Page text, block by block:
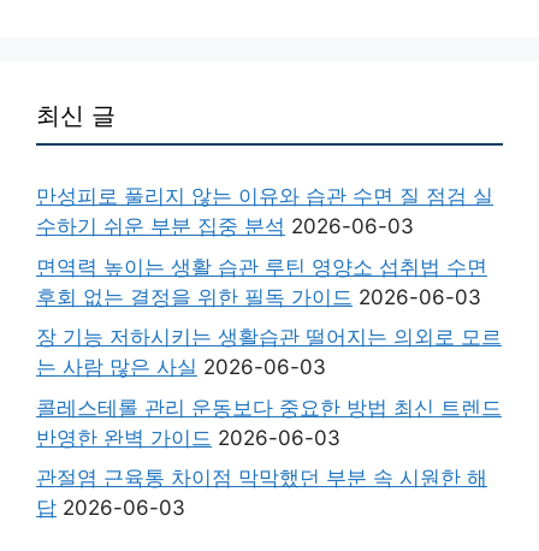
최신 글
만성피로 풀리지 않는 이유와 습관 수면 질 점검 실
수하기 쉬운 부분 집중 분석 2026-06-03
면역력 높이는 생활 습관 루틴 영양소 섭취법 수면
후회 없는 결정을 위한 필독 가이드 2026-06-03
장 기능 저하시키는 생활습관 떨어지는 의외로 모르
는 사람 많은 사실 2026-06-03
콜레스테롤 관리 운동보다 중요한 방법 최신 트렌드
반영한 완벽 가이드 2026-06-03
관절염 근육통 차이점 막막했던 부분 속 시원한 해
답 2026-06-03